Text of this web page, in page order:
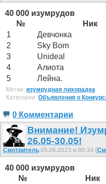
40 000 изумрудов
№
Ник
1
Девчонка
2
Sky Bom
3
Unideal
4
Алиота
5
Лейна.
Метки: изумрудная лихорадка
Категории: Объявления о
0 Комментарии
Внимание!
26.05-30.05!
Смотритель 05.06.2023 в 00:34 (
40 000 изумрудов
№
Ник